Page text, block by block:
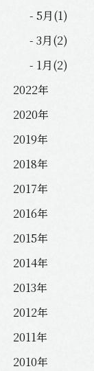
- 5月(1)
- 3月(2)
- 1月(2)
2022年
2020年
2019年
2018年
2017年
2016年
2015年
2014年
2013年
2012年
2011年
2010年